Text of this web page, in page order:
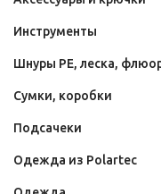
Инструменты
Шнуры PE, леска,
Сумки, коробки
Подсачеки
Одежда из Polartec